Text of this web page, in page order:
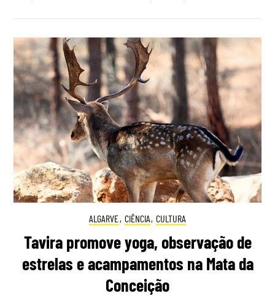
ALGARVE, CIÊNCIA, CULTURA
Tavira promove yoga, observação de
estrelas e acampamentos na Mata da
Conceição